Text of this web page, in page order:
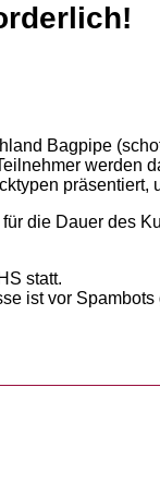
Bagpipe
präsentiert,
die Dauer des
statt.
ist vor